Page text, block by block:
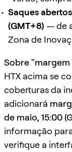
Saques
(GMT+8) — de
Zona de
Sobre "margem
HTX acima se
coberturas da
adicionará
de maio, 15:00
informação
verifique a